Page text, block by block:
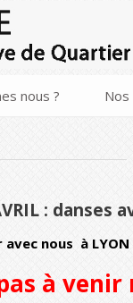
nous ? Nos
: danses
avec nous à
à